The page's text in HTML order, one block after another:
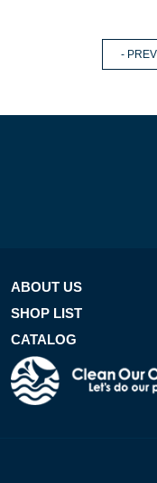
- PREV
ABOUT US
SHOP LIST
CATALOG